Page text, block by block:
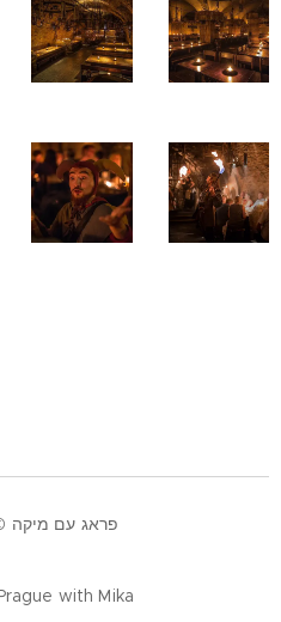
copyright © פראג עם מיקה
with Mika